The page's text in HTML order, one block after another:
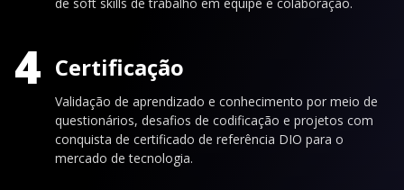
de soft skills de trabalho em equipe e colaboração.
4 Certificação
Validação de aprendizado e conhecimento por meio de
questionários, desafios de codificação e projetos com
conquista de certificado de referência DIO para o
mercado de tecnologia.